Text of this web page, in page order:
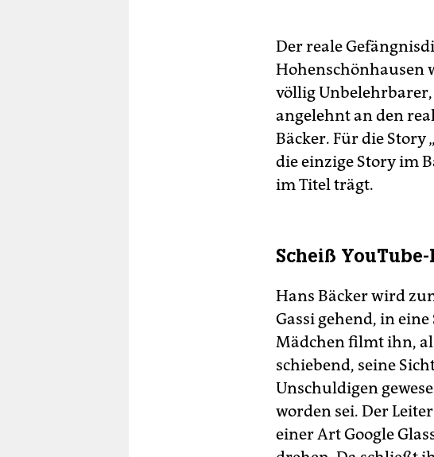
Der reale
Hohenschönhausen
völlig
angelehnt an den
Bäcker. Für die Story
die einzige Story im
im Titel trägt.
Scheiß
Hans Bäcker wird
Gassi gehend, in
Mädchen filmt ihn,
schiebend, seine
Unschuldigen
worden sei. Der
einer Art Google